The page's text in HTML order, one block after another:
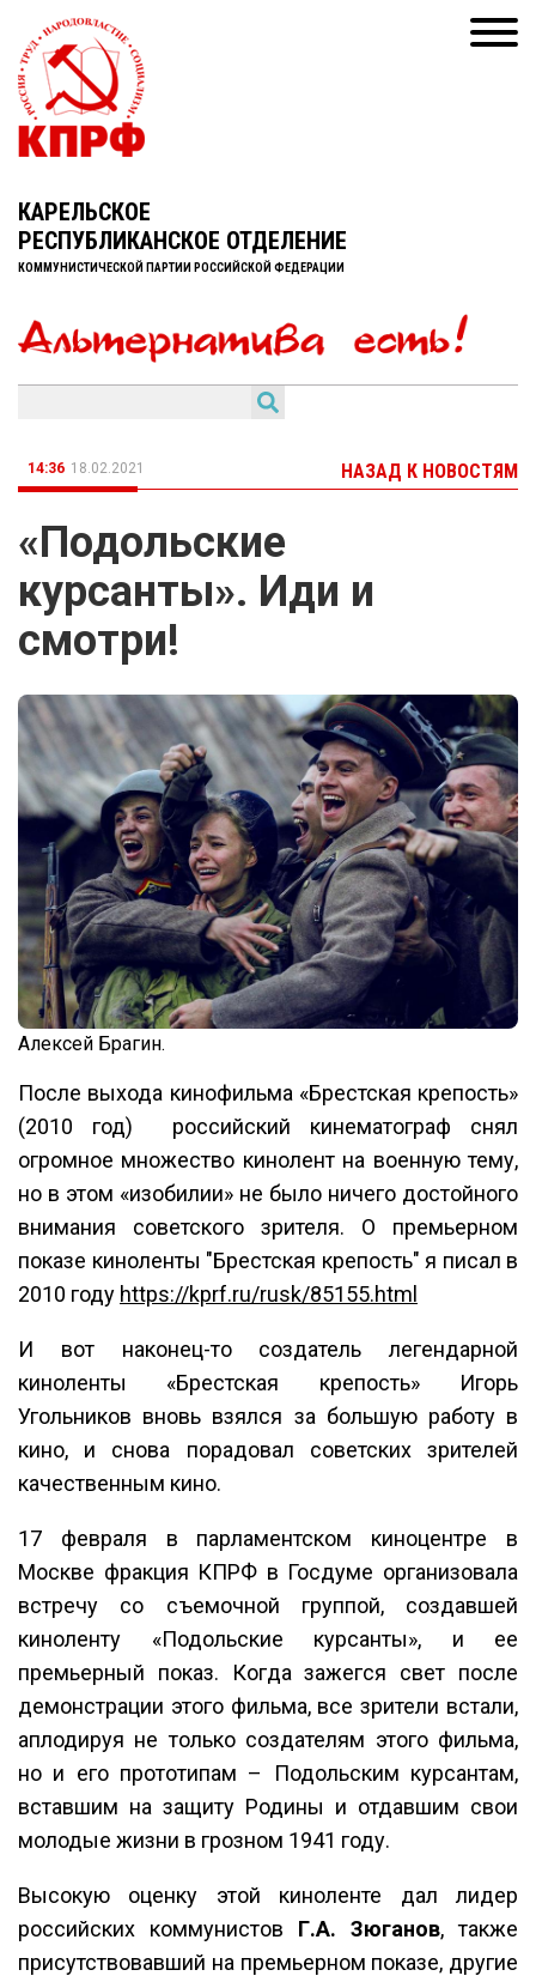
КАРЕЛЬСКОЕ
РЕСПУБЛИКАНСКОЕ ОТДЕЛЕНИЕ
КОММУНИСТИЧЕСКОЙ ПАРТИИ РОССИЙСКОЙ ФЕДЕРАЦИИ
14:36 18.02.2021 НАЗАД К НОВОСТЯМ
«Подольские
курсанты». Иди и
смотри!
Алексей Брагин.
После выхода кинофильма «Брестская крепость»
(2010 год) российский кинематограф снял
огромное множество кинолент на военную тему,
но в этом «изобилии» не было ничего достойного
внимания советского зрителя. О премьерном
показе киноленты "Брестская крепость" я писал в
2010 году https://kprf.ru/rusk/85155.html
И вот наконец-то создатель легендарной
киноленты «Брестская крепость» Игорь
Угольников вновь взялся за большую работу в
кино, и снова порадовал советских зрителей
качественным кино.
17 февраля в парламентском киноцентре в
Москве фракция КПРФ в Госдуме организовала
встречу со съемочной группой, создавшей
киноленту «Подольские курсанты», и ее
премьерный показ. Когда зажегся свет после
демонстрации этого фильма, все зрители встали,
аплодируя не только создателям этого фильма,
но и его прототипам – Подольским курсантам,
вставшим на защиту Родины и отдавшим свои
молодые жизни в грозном 1941 году.
Высокую оценку этой киноленте дал лидер
российских коммунистов Г.А. Зюганов, также
присутствовавший на премьерном показе, другие